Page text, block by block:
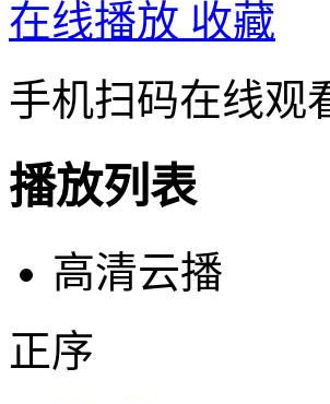
在线播放 收藏
手机扫码在线观
播放列表
高清云播
正序